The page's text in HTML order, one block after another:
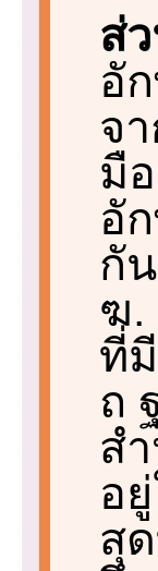
ส่
อั
จ
มื
อั
กั
ฆ.
ที่
ถ
ส
อ
สุ